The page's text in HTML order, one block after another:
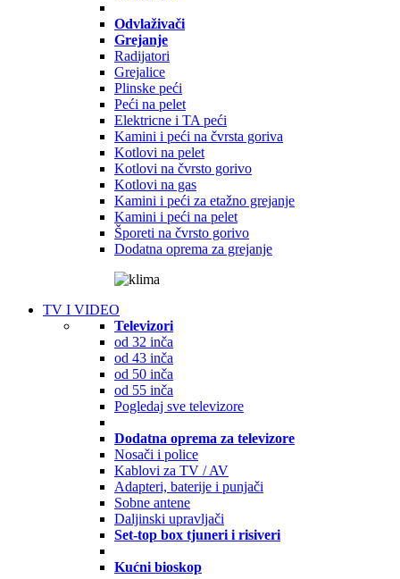
Odvlaživači
Grejanje
Radijatori
Grejalice
Plinske peći
Peći na pelet
Elektricne i TA peći
Kamini i peći na čvrsta goriva
Kotlovi na pelet
Kotlovi na čvrsto gorivo
Kotlovi na gas
Kamini i peći za etažno grejanje
Kamini i peći na pelet
Šporeti na čvrsto gorivo
Dodatna oprema za grejanje
TV I VIDEO
Televizori
od 32 inča
od 43 inča
od 50 inča
od 55 inča
Pogledaj sve televizore
Dodatna oprema za televizore
Nosači i police
Kablovi za TV / AV
Adapteri, baterije i punjači
Sobne antene
Daljinski upravljači
Set-top box tjuneri i risiveri
Kućni bioskop